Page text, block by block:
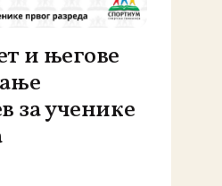
и његове
за ученике